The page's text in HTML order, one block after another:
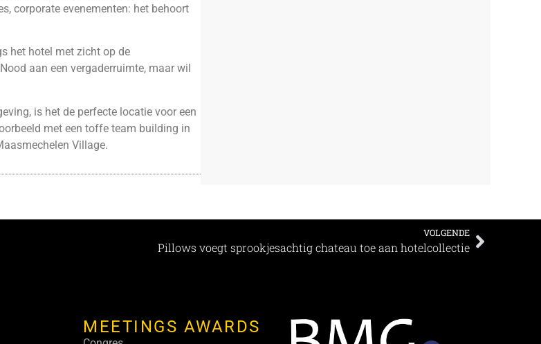
corporate evenementen: het behoort
het hotel met zicht op de
aan een vergaderruimte, maar wil
is het de perfecte locatie voor een
met een toffe team building in
Village.
VOLGENDE
Pillows voegt sprookjesachtig chateau toe aan hotelcollectie
MEETINGS AWARDS